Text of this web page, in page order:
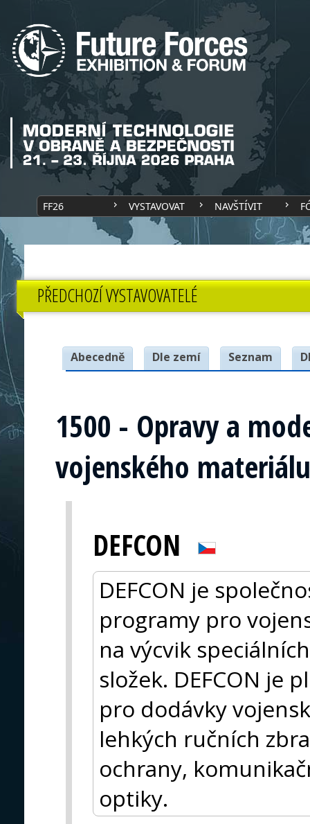
FF26 VYSTAVOVAT NAVŠTÍVIT
PŘEDCHOZÍ VYSTAVOVATELÉ
Abecedně Dle zemí Seznam
1500 - Opravy a
vojenského materiálu
DEFCON
DEFCON je
programy pro
na výcvik
složek. DEFCON je
pro dodávky
lehkých ručních
ochrany,
optiky.